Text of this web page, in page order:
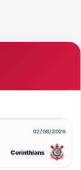
02/08/2026
Corinthians